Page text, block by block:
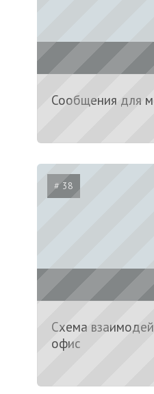
Сообщения для
# 38
Схема
офис